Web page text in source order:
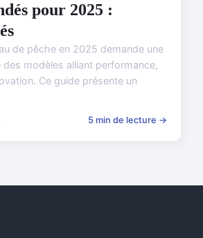
pour 2025 :
de pêche en 2025 demande une
des modèles alliant performance,
Ce guide présente un
5 min de lecture →